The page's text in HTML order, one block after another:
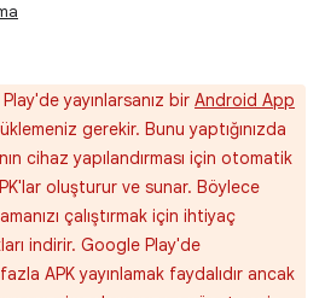
yayınlarsanız bir Android App
gerekir. Bunu yaptığınızda
cihaz yapılandırması için otomatik
oluşturur ve sunar. Böylece
çalıştırmak için ihtiyaç
indirir. Google Play'de
APK yayınlamak faydalıdır ancak